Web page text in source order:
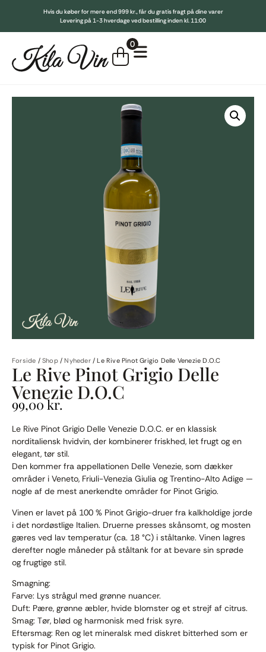
Hvis du køber for mere end 999 kr., får du gratis fragt på dine varer
Levering på 1-3 hverdage ved bestilling inden kl. 11:00
0
Indkøbskurv
Køb for999,00 kr.mere for gratis fragt
Din kurv er tom.
Forside /Shop/Nyheder/Le Rive Pinot Grigio Delle Venezie D.O.C
Le Rive Pinot Grigio Delle
Venezie D.O.C
99,00kr.
Le Rive Pinot Grigio Delle Venezie D.O.C. er en klassisk
norditaliensk hvidvin, der kombinerer friskhed, let frugt og en
elegant, tør stil.
Den kommer fra appellationen Delle Venezie, som dækker
områder i Veneto, Friuli-Venezia Giulia og Trentino-Alto Adige —
nogle af de mest anerkendte områder for Pinot Grigio.
Vinen er lavet på 100 % Pinot Grigio-druer fra kalkholdige jorde
i det nordøstlige Italien. Druerne presses skånsomt, og mosten
gæres ved lav temperatur (ca. 18 °C) i ståltanke. Vinen lagres
derefter nogle måneder på ståltank for at bevare sin sprøde
og frugtige stil.
Smagning:
Farve: Lys strågul med grønne nuancer.
Duft: Pære, grønne æbler, hvide blomster og et strejf af citrus.
Smag: Tør, blød og harmonisk med frisk syre.
Eftersmag: Ren og let mineralsk med diskret bitterhed som er
typisk for Pinot Grigio.